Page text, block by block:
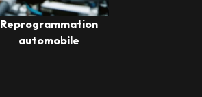
Reprogrammation
automobile